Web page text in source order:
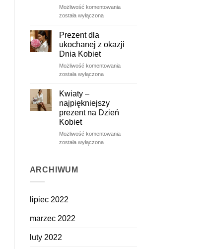
Możliwość komentowaniaWieczne
piękno
zatrzymane
dłużej
została wyłączona
Prezent dla
ukochanej z okazji
Dnia Kobiet
Możliwość komentowaniaPrezent
została wyłączona
Kwiaty –
najpiękniejszy
prezent na Dzień
Kobiet
Możliwość komentowaniaKwiaty
została wyłączona
ARCHIWUM
lipiec 2022
marzec 2022
luty 2022